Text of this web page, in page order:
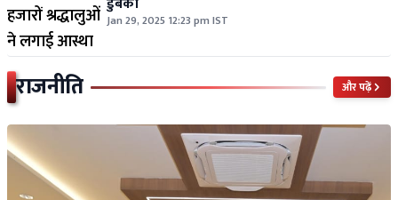
Jan 29, 2025 12:23 pm IST
राजनीति और पढ़ें